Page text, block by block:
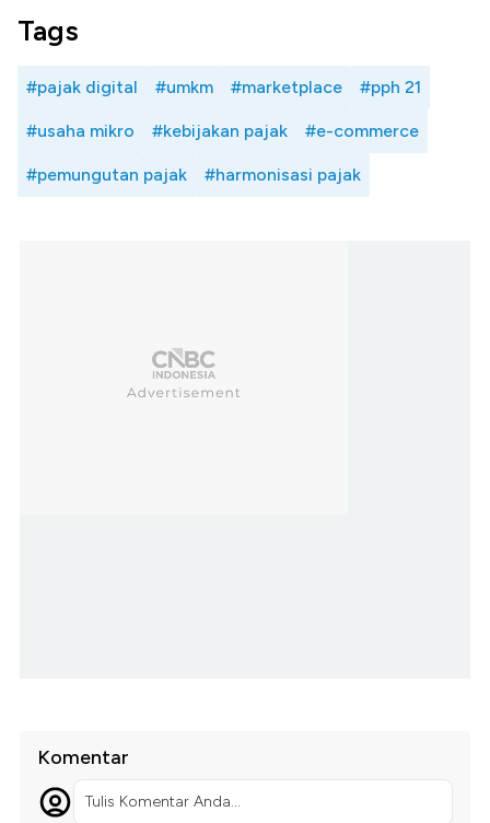
Tags
#pajak digital #umkm #marketplace #pph 21
#usaha mikro #kebijakan pajak #e-commerce
#pemungutan pajak #harmonisasi pajak
Komentar
Tulis Komentar Anda...